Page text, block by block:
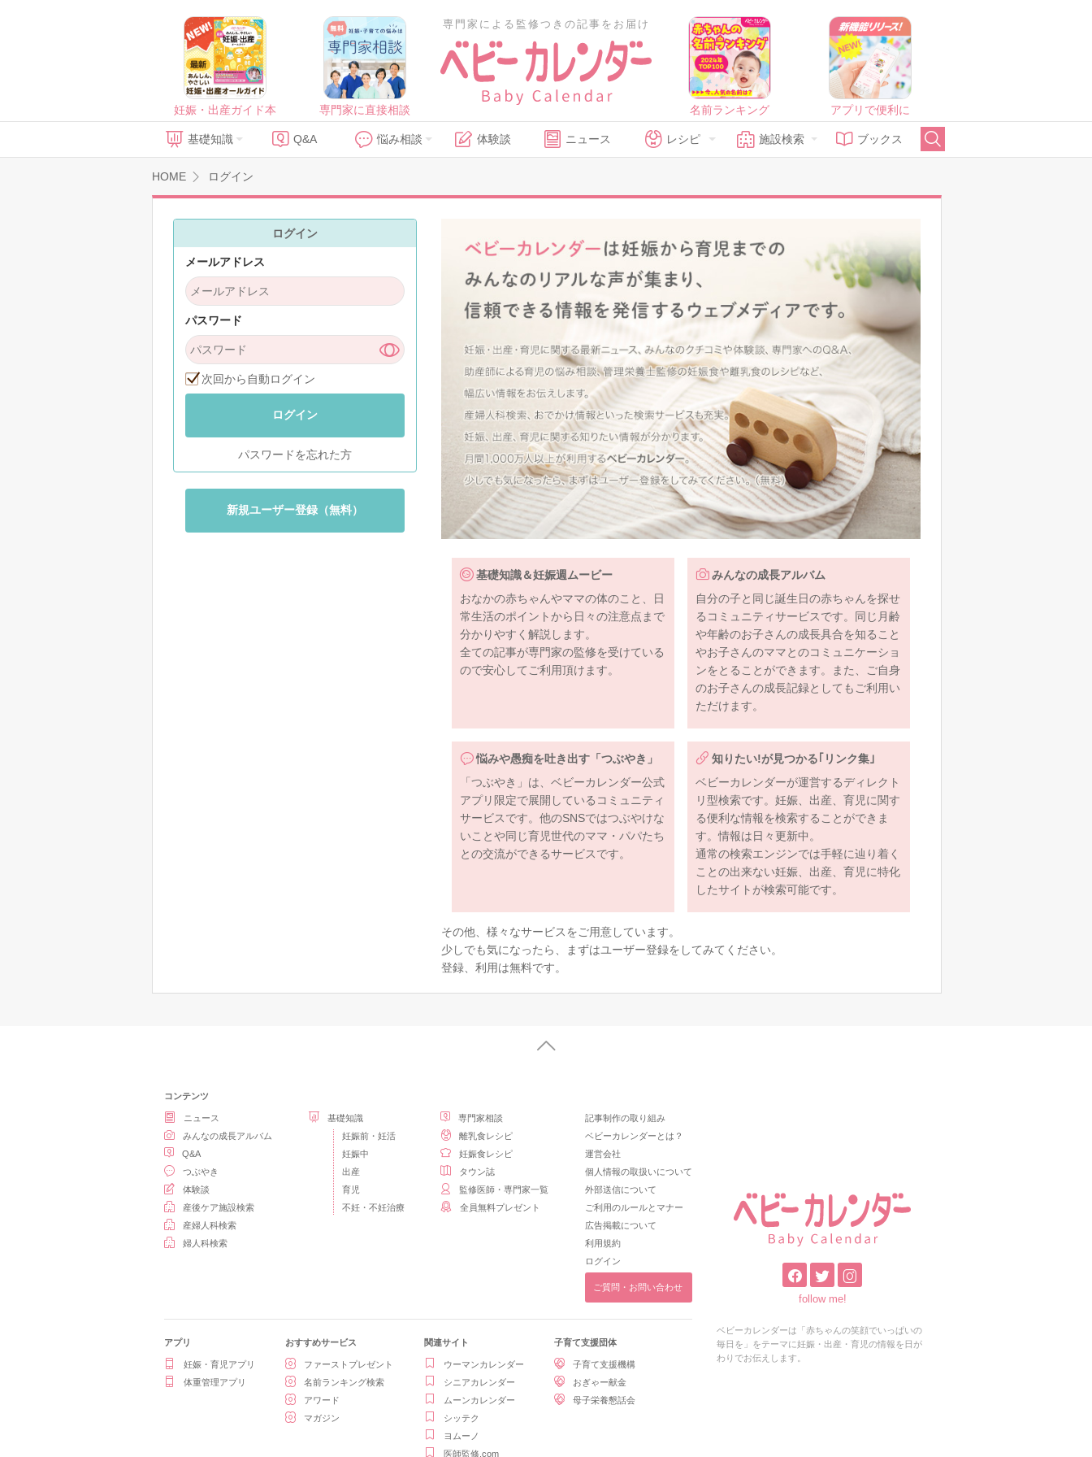
妊娠・出産ガイド本 専門家に直接相談
専門家による監修つきの記事をお届け
名前ランキング アプリで便利に
基礎知識 Q&A 悩み相談 体験談 ニュース レシピ 施設検索 ブックス
HOME ログイン
ログイン
メールアドレス
パスワード
次回から自動ログイン
ログイン
パスワードを忘れた方
新規ユーザー登録（無料）
基礎知識＆妊娠週ムービー
おなかの赤ちゃんやママの体のこと、日
常生活のポイントから日々の注意点まで
分かりやすく解説します。
全ての記事が専門家の監修を受けている
ので安心してご利用頂けます。
みんなの成長アルバム
自分の子と同じ誕生日の赤ちゃんを探せ
るコミュニティサービスです。同じ月齢
や年齢のお子さんの成長具合を知ること
やお子さんのママとのコミュニケーショ
ンをとることができます。また、ご自身
のお子さんの成長記録としてもご利用い
ただけます。
悩みや愚痴を吐き出す「つぶやき」
「つぶやき」は、ベビーカレンダー公式
アプリ限定で展開しているコミュニティ
サービスです。他のSNSではつぶやけな
いことや同じ育児世代のママ・パパたち
との交流ができるサービスです。
知りたい!が見つかる｢リンク集｣
ベビーカレンダーが運営するディレクト
リ型検索です。妊娠、出産、育児に関す
る便利な情報を検索することができま
す。情報は日々更新中。
通常の検索エンジンでは手軽に辿り着く
ことの出来ない妊娠、出産、育児に特化
したサイトが検索可能です。
その他、様々なサービスをご用意しています。
少しでも気になったら、まずはユーザー登録をしてみてください。
登録、利用は無料です。
コンテンツ
ニュース
みんなの成長アルバム
Q&A
つぶやき
体験談
産後ケア施設検索
産婦人科検索
婦人科検索
基礎知識
妊娠前・妊活
妊娠中
出産
育児
不妊・不妊治療
専門家相談
離乳食レシピ
妊娠食レシピ
タウン誌
監修医師・専門家一覧
全員無料プレゼント
記事制作の取り組み
ベビーカレンダーとは？
運営会社
個人情報の取扱いについて
外部送信について
ご利用のルールとマナー
広告掲載について
利用規約
ログイン
ご質問・お問い合わせ
アプリ
妊娠・育児アプリ
体重管理アプリ
おすすめサービス
ファーストプレゼント
名前ランキング検索
アワード
マガジン
関連サイト
ウーマンカレンダー
シニアカレンダー
ムーンカレンダー
シッテク
ヨムーノ
医師監修.com
子育て支援団体
子育て支援機構
おぎゃー献金
母子栄養懇話会
follow me!
ベビーカレンダーは「赤ちゃんの笑顔でいっぱいの
毎日を」をテーマに妊娠・出産・育児の情報を日が
わりでお伝えします。